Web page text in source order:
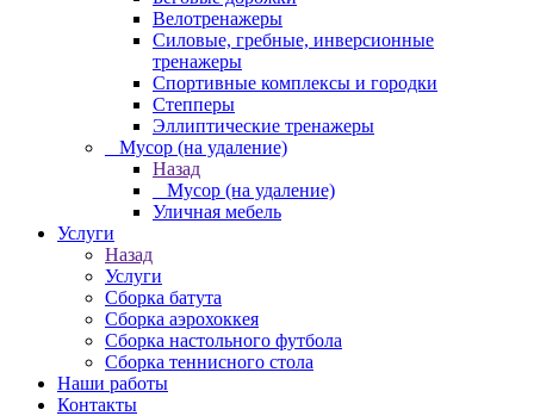
Велотренажеры
Силовые, гребные, инверсионные
тренажеры
Спортивные комплексы и городки
Степперы
Эллиптические тренажеры
_ Мусор (на удаление)
Назад
_ Мусор (на удаление)
Уличная мебель
Услуги
Назад
Услуги
Сборка батута
Сборка аэрохоккея
Сборка настольного футбола
Сборка теннисного стола
Наши работы
Контакты